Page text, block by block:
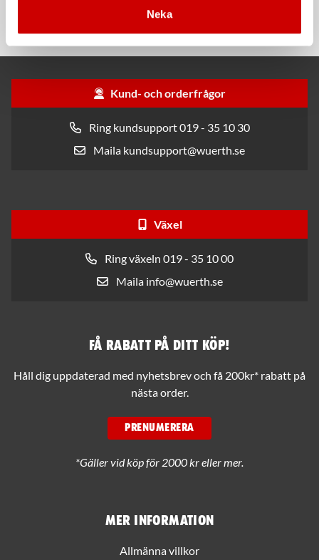
Nekametall-, plast- och gummidetaljer.
Kund- och orderfrågor
Ring kundsupport 019 - 35 10 30
Maila kundsupport@wuerth.se
Växel
Ring växeln 019 - 35 10 00
Maila info@wuerth.se
Mer information
Allmänna villkor
Få rabatt på ditt köp!
Håll dig uppdaterad med nyhetsbrev och få 200kr* rabatt på
nästa order.
PRENUMERERA
*Gäller vid köp för 2000 kr eller mer.